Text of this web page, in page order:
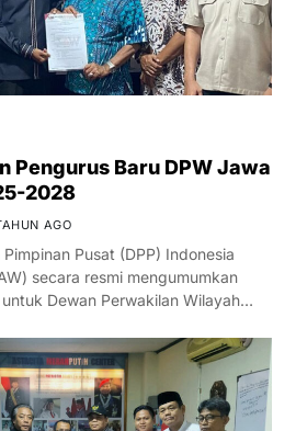
Pengurus Baru DPW Jawa
2028
AGO
Pusat (DPP) Indonesia
secara resmi mengumumkan
Dewan Perwakilan Wilayah…